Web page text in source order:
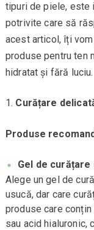
tipuri de piele, este
potrivite care să
acest articol, îți
produse pentru ten
hidratat și fără luciu.
Curățare
Produse
Gel de
Alege un gel de
usucă, dar care
produse care
sau acid hialuronic,